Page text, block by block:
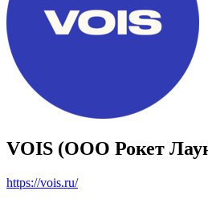
VOIS (ООО Рокет
https://vois.ru/